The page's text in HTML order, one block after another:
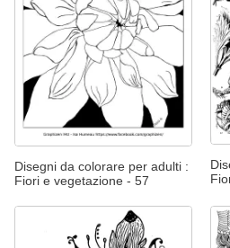
Disegni da colorare per adulti :
Fiori e vegetazione - 57